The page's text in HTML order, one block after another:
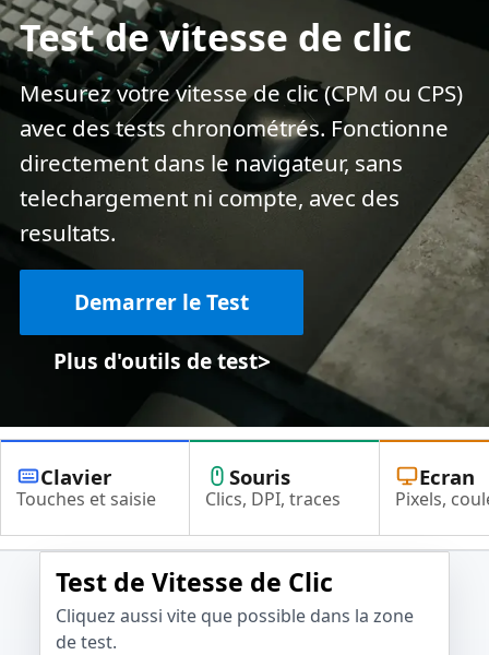
Test de vitesse de clic
Mesurez votre vitesse de clic (CPM ou CPS)
avec des tests chronométrés. Fonctionne
directement dans le navigateur, sans
telechargement ni compte, avec des
resultats.
Demarrer le Test
Plus d'outils de test>
Clavier
Touches et saisie
Souris
Clics, DPI, traces
Ecran
Pixels,
Test de Vitesse de Clic
Cliquez aussi vite que possible dans la zone
de test.